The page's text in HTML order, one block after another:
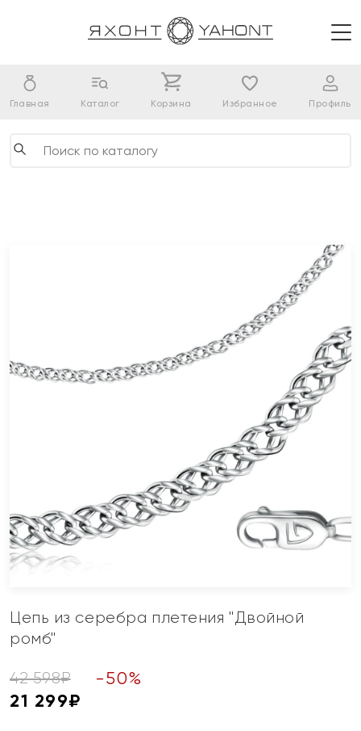
Главная Каталог Корзина Избранное Профиль
Цепь из серебра плетения "Двойной
ромб"
42 598₽ -50%
21 299₽